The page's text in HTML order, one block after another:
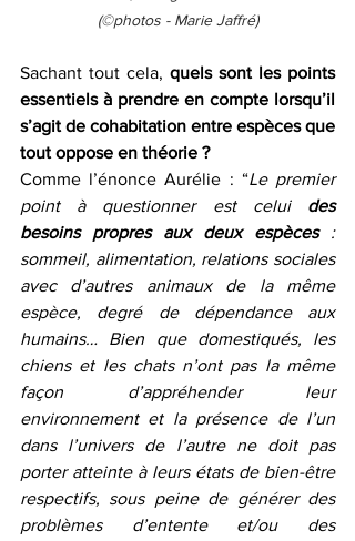
(©️photos - Marie Jaffré)
Sachant tout cela, quels sont les points
essentiels à prendre en compte lorsqu’il
s’agit de cohabitation entre espèces que
tout oppose en théorie ?
Comme l’énonce Aurélie : “Le premier
point à questionner est celui des
besoins propres aux deux espèces :
sommeil, alimentation, relations sociales
avec d’autres animaux de la même
espèce, degré de dépendance aux
humains… Bien que domestiqués, les
chiens et les chats n’ont pas la même
façon d’appréhender leur
environnement et la présence de l’un
dans l’univers de l’autre ne doit pas
porter atteinte à leurs états de bien-être
respectifs, sous peine de générer des
problèmes d’entente et/ou des